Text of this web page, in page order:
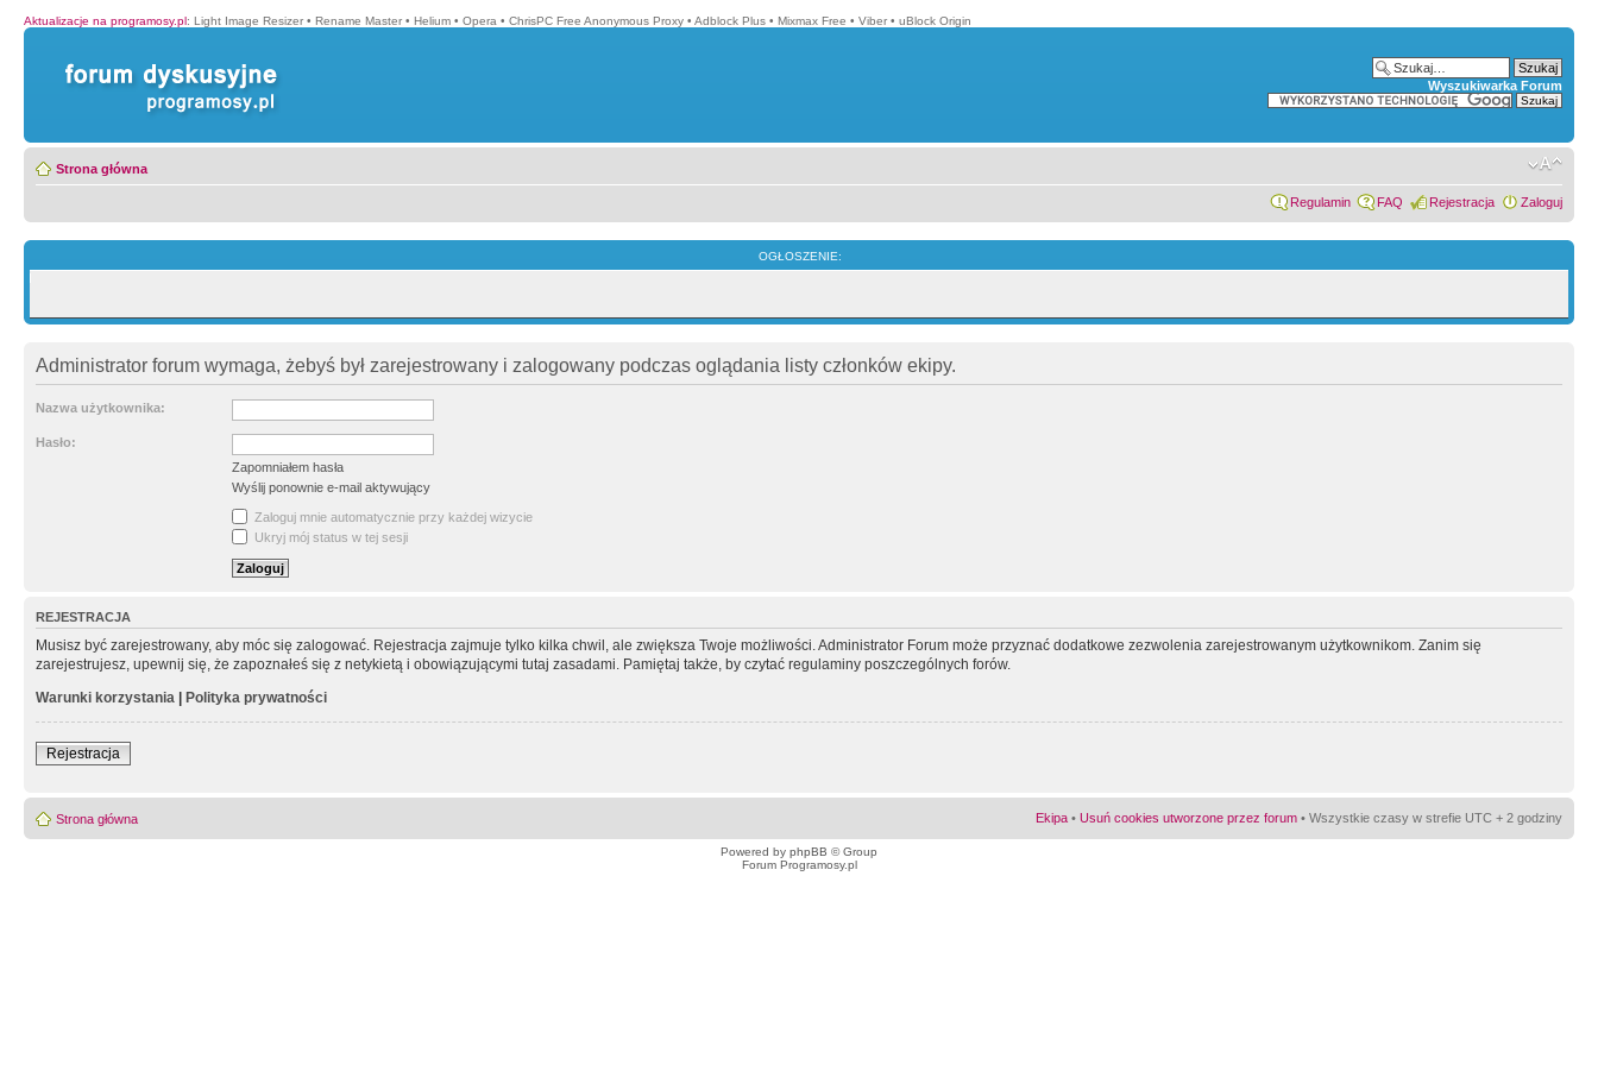
Aktualizacje na programosy.pl: Light Image Resizer • Rename Master • Helium • Opera • ChrisPC Free Anonymous Proxy • Adblock Plus • Mixmax Free • Viber • uBlock Origin
Wyszukiwarka Forum
Strona główna
Regulamin FAQ Rejestracja Zaloguj
OGŁOSZENIE:
Administrator forum wymaga, żebyś był zarejestrowany i zalogowany podczas oglądania listy członków ekipy.
Nazwa użytkownika:
Hasło:
Zapomniałem hasła
Wyślij ponownie e-mail aktywujący
Zaloguj mnie automatycznie przy każdej wizycie
Ukryj mój status w tej sesji
REJESTRACJA
Musisz być zarejestrowany, aby móc się zalogować. Rejestracja zajmuje tylko kilka chwil, ale zwiększa Twoje możliwości. Administrator Forum może przyznać dodatkowe zezwolenia zarejestrowanym użytkownikom. Zanim się
zarejestrujesz, upewnij się, że zapoznałeś się z netykietą i obowiązującymi tutaj zasadami. Pamiętaj także, by czytać regulaminy poszczególnych forów.
Warunki korzystania | Polityka prywatności
Rejestracja
Strona główna Ekipa • Usuń cookies utworzone przez forum • Wszystkie czasy w strefie UTC + 2 godziny
Powered by phpBB © Group
Forum Programosy.pl